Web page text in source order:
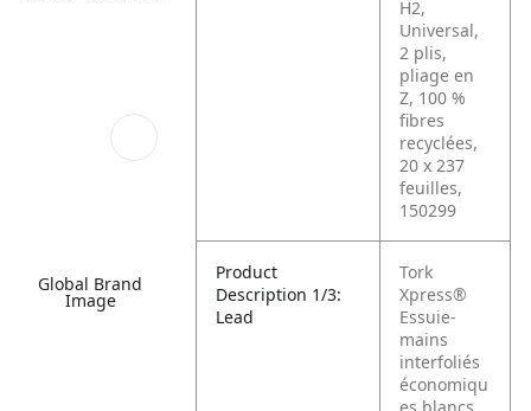
Global Brand
Image
H2,
Universal,
2 plis,
pliage en
Z, 100 %
fibres
recyclées,
20 x 237
feuilles,
150299
Product
Description 1/3:
Lead
Tork
Xpress®
Essuie-
mains
interfoliés
économiqu